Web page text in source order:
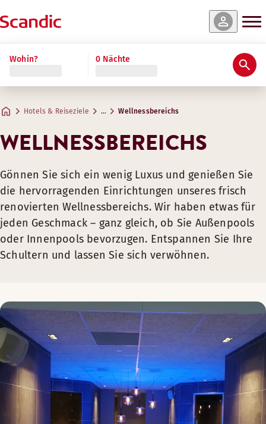
Wohin? 0 Nächte
Hotels & Reiseziele … Wellnessbereichs
WELLNESSBEREICHS
Gönnen Sie sich ein wenig Luxus und genießen Sie
die hervorragenden Einrichtungen unseres frisch
renovierten Wellnessbereichs. Wir haben etwas für
jeden Geschmack – ganz gleich, ob Sie Außenpools
oder Innenpools bevorzugen. Entspannen Sie Ihre
Schultern und lassen Sie sich verwöhnen.